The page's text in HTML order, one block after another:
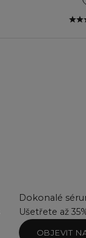
Dokonalé
Ušetřete až
OBJEVIT